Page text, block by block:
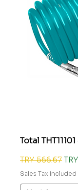
Total
Regular Price
TRY 566.67
Sales Tax Included